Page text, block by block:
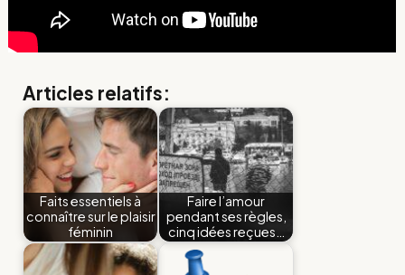
Articles relatifs:
Faits essentiels à
connaître sur le plaisir
féminin
Faire l’amour
pendant ses règles,
cinq idées reçues…